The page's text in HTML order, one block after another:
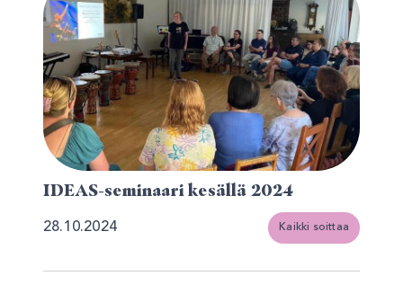
IDEAS-seminaari kesällä 2024
28.10.2024 Kaikki soittaa